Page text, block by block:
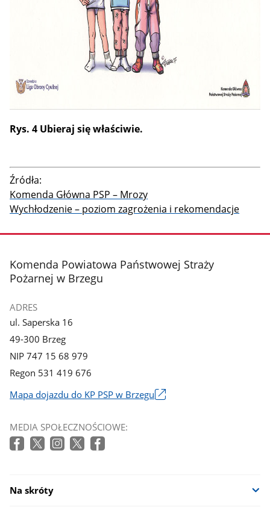
Rys. 4 Ubieraj się właściwie.
Źródła:
Komenda Główna PSP – Mrozy
Wychłodzenie – poziom zagrożenia i rekomendacje
stopka
Komenda Powiatowa Państwowej Straży
Pożarnej w Brzegu
ADRES
ul. Saperska 16
49-300 Brzeg
NIP 747 15 68 979
Regon 531 419 676
Mapa dojazdu do KP PSP w Brzegu
się
w
MEDIA SPOŁECZNOŚCIOWE:
Na skróty